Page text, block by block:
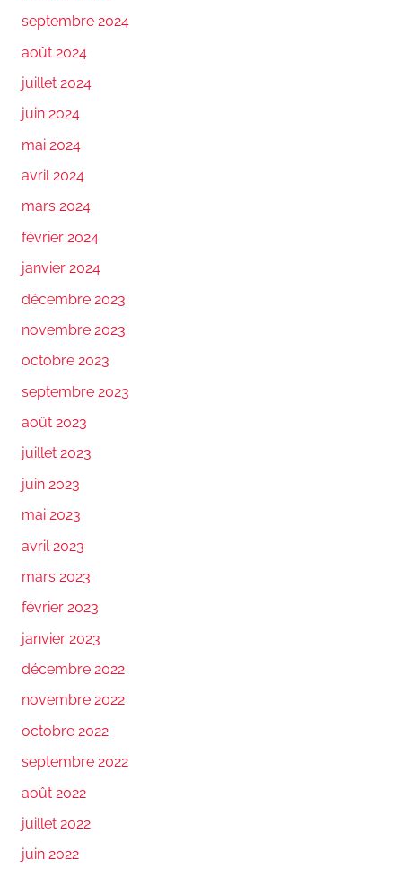
septembre 2024
août 2024
juillet 2024
juin 2024
mai 2024
avril 2024
mars 2024
février 2024
janvier 2024
décembre 2023
novembre 2023
octobre 2023
septembre 2023
août 2023
juillet 2023
juin 2023
mai 2023
avril 2023
mars 2023
février 2023
janvier 2023
décembre 2022
novembre 2022
octobre 2022
septembre 2022
août 2022
juillet 2022
juin 2022